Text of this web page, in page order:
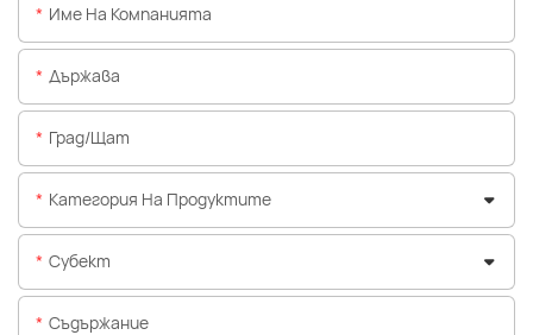
Име На Компанията
Държава
Град/щат
Категория На Продуктите
Субект
Съдържание